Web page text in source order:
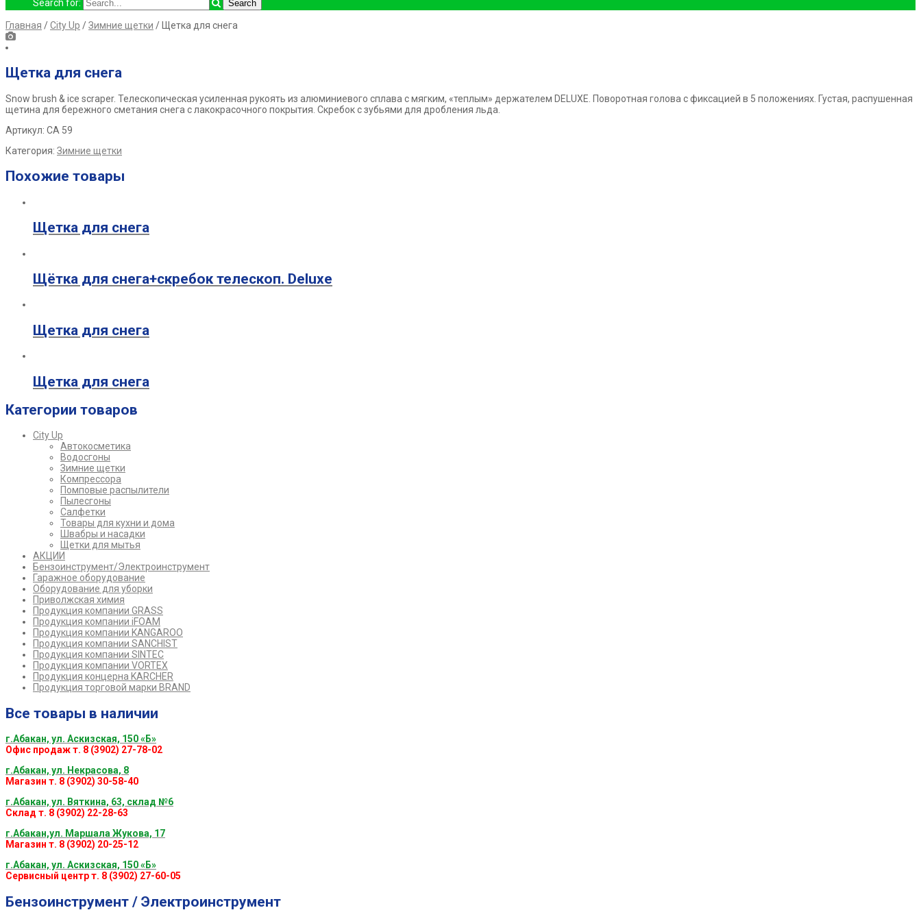
Search for:
Главная /City Up /Зимние щетки / Щетка для снега
Щетка для снега
Snow brush & ice scraper. Телескопическая усиленная рукоять из алюминиевого сплава с мягким, «теплым» держателем DELUXE. Поворотная голова с фиксацией в 5 положениях. Густая, распушенная
щетина для бережного сметания снега с лакокрасочного покрытия. Скребок с зубьями для дробления льда.
Артикул: СА 59
Категория: Зимние щетки
Похожие товары
Щетка для снега
Щётка для снега+скребок телескоп. Deluxe
Щетка для снега
Щетка для снега
Категории товаров
City Up
Автокосметика
Водосгоны
Зимние щетки
Компрессора
Помповые распылители
Пылесгоны
Салфетки
Товары для кухни и дома
Швабры и насадки
Щетки для мытья
АКЦИИ
Бензоинструмент/Электроинструмент
Гаражное оборудование
Оборудование для уборки
Приволжская химия
Продукция компании GRASS
Продукция компании iFOAM
Продукция компании KANGAROO
Продукция компании SANCHIST
Продукция компании SINTEC
Продукция компании VORTEX
Продукция концерна KARCHER
Продукция торговой марки BRAND
Все товары в наличии
г.Абакан, ул. Аскизская, 150 «Б»
Офис продаж т. 8 (3902) 27-78-02
г.Абакан, ул. Некрасова, 8
Магазин т. 8 (3902) 30-58-40
г.Абакан, ул. Вяткина, 63, склад №6
Склад т. 8 (3902) 22-28-63
г.Абакан,ул. Маршала Жукова, 17
Магазин т. 8 (3902) 20-25-12
г.Абакан, ул. Аскизская, 150 «Б»
Сервисный центр т. 8 (3902) 27-60-05
Бензоинструмент / Электроинструмент